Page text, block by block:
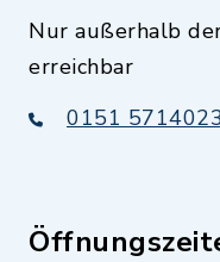
Nur außerhalb
erreichbar
0151